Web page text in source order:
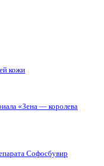
кожи
«Зена — королева
Софосбувир